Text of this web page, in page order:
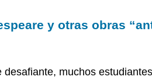
y otras obras
muchos